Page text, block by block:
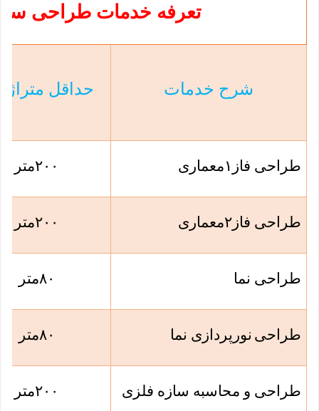
تعرفه خدمات طراحی
شرح خدمات حداقل متراژ
طراحی فاز ۱معماری ۲۰۰متر
طراحی فاز ۲معماری ۲۰۰متر
طراحی نما ۸۰متر
طراحی نورپردازی نما ۸۰متر
طراحی و محاسبه سازه فلزی ۲۰۰متر